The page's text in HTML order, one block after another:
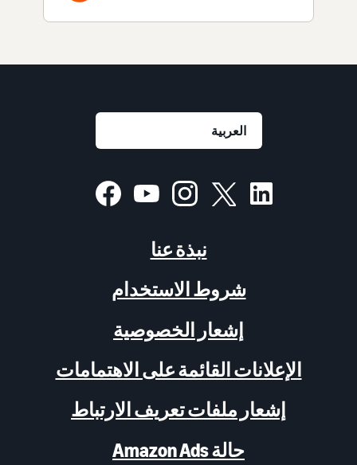
نبذة عنا
شروط الاستخدام
إشعار الخصوصية
الإعلانات القائمة على الاهتمامات
إشعار ملفات تعريف الارتباط
حالة Amazon Ads